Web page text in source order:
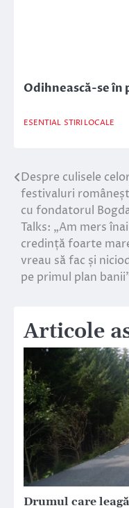
Odihnească-se în
ESENTIAL STIRI LOCALE
Navigare
în
articole
Despre culisele
festivaluri
cu fondatorul
Talks: „Am mers
credință foarte
vreau să fac și
pe primul plan
Articole
Drumul care